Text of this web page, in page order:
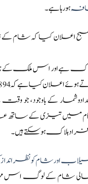
ہو رہا ہے۔
ہے اور اس ملک کے
افراد ہلاک اور 34,810 زخمی ہوئے ہیں۔
کے باوجود، جو
اور شام کو نظر انداز
شمالی شام کے لوگ اس